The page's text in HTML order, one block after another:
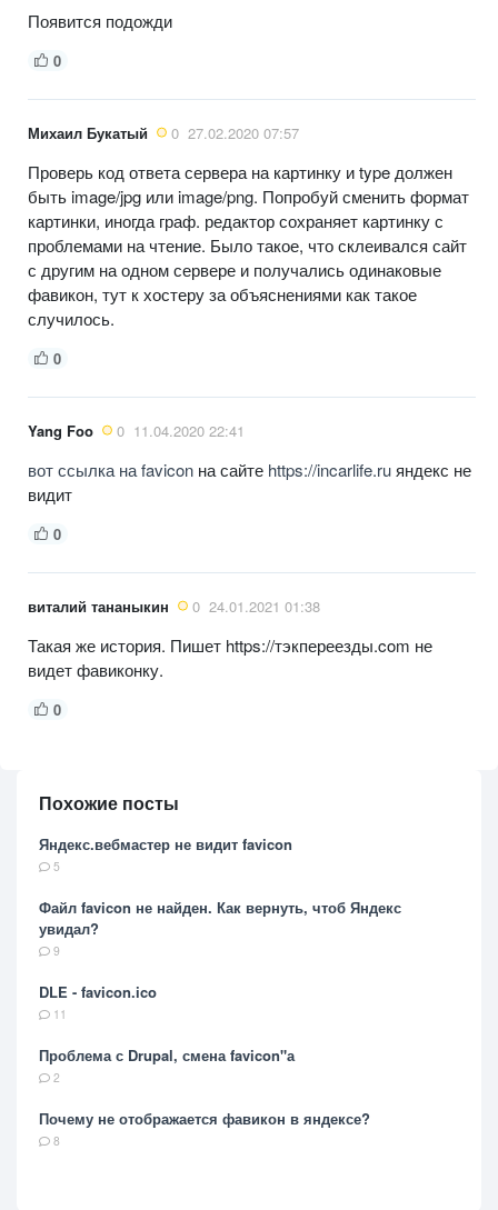
Появится подожди
0
Михаил Букатый 0 27.02.2020 07:57
Проверь код ответа сервера на картинку и type должен
быть image/jpg или image/png. Попробуй сменить формат
картинки, иногда граф. редактор сохраняет картинку с
проблемами на чтение. Было такое, что склеивался сайт
с другим на одном сервере и получались одинаковые
фавикон, тут к хостеру за объяснениями как такое
случилось.
0
Yang Foo 0 11.04.2020 22:41
вот ссылка на favicon на сайте https://incarlife.ruяндекс не
видит
0
виталий тананыкин 0 24.01.2021 01:38
Такая же история. Пишет https://тэкпереезды.com не
видет фавиконку.
0
Похожие посты
Яндекс.вебмастер не видит favicon
5
Файл favicon не найден. Как вернуть, чтоб Яндекс
увидал?
9
DLE - favicon.ico
11
Проблема с Drupal, смена favicon"а
2
Почему не отображается фавикон в яндексе?
8